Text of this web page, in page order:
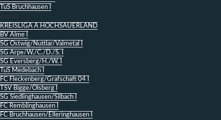
TuS Bruchhausen I
Zurück
KREISLIGA A HOCHSAUERLAND
BV Alme I
SG Ostwig/Nuttlar/Valmetal I
SG Arpe/W./C./D./S. I
SG Eversberg/H./W. I
TuS Medebach I
FC Fleckenberg/Grafschaft 04 I
TSV Bigge/Olsberg I
SG Siedlinghausen/Silbach I
FC Remblinghausen I
FC Bruchhausen/Elleringhausen I